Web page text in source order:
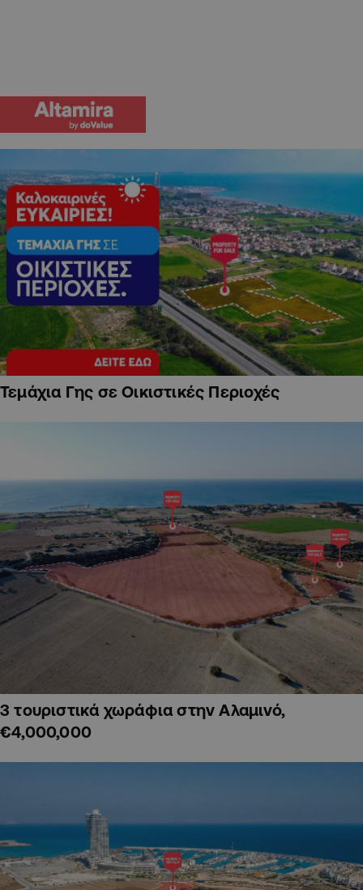
Τεμάχια Γης σε Οικιστικές Περιοχές
3 τουριστικά χωράφια στην Αλαμινό,
€4,000,000